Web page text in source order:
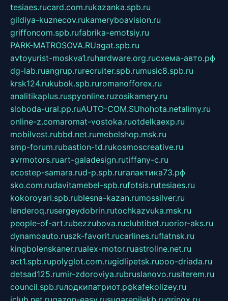
tesiaes.rucard.com.rukazanka.spb.ru
gildiya-kuznecov.rukameryboavision.ru
griffoncom.spb.rufabrika-emotsiy.ru
PARK-MATROSOVA.RUagat.spb.ru
avtoyurist-moskva1.ruhardware.org.ruсхема-авто.рф
dg-lab.ruangrup.rurecruiter.spb.rumusic8.spb.ru
krsk124.rukubok.spb.ruromanofforex.ru
analitikaplus.ruspyonline.ruzosikamery.ru
sloboda-ural.pp.ruAUTO-COM.SUhohota.netalimy.ru
online-z.comaromat-vostoka.ruotdelkaexp.ru
mobilvest.rubbd.net.rumebelshop.msk.ru
smp-forum.rubastion-td.rukosmoscreative.ru
avrmotors.ruart-galadesign.rutiffany-c.ru
ecostep-samara.rud-p.spb.ruгалактика73.рф
sko.com.rudavitamebel-spb.rufotsis.rutesiaes.ru
kokoroyari.spb.rublesna-kazan.rumossilver.ru
lenderoq.rusergeydobrin.rutochkazvuka.msk.ru
people-of-art.rubezzubova.ruclubtibet.ruorior-aks.ru
dynamoauto.ruszk-favorit.rucarlines.ruflatnsk.ru
kingbolenskaner.rualex-motor.ruastroline.net.ru
act1.spb.rupolyglot.com.rugidlipetsk.ruooo-driada.ru
detsad125.rumir-zdoroviya.rubruslanovo.rusiterem.ru
council.spb.ruлодкипатриот.рфkafekolizey.ru